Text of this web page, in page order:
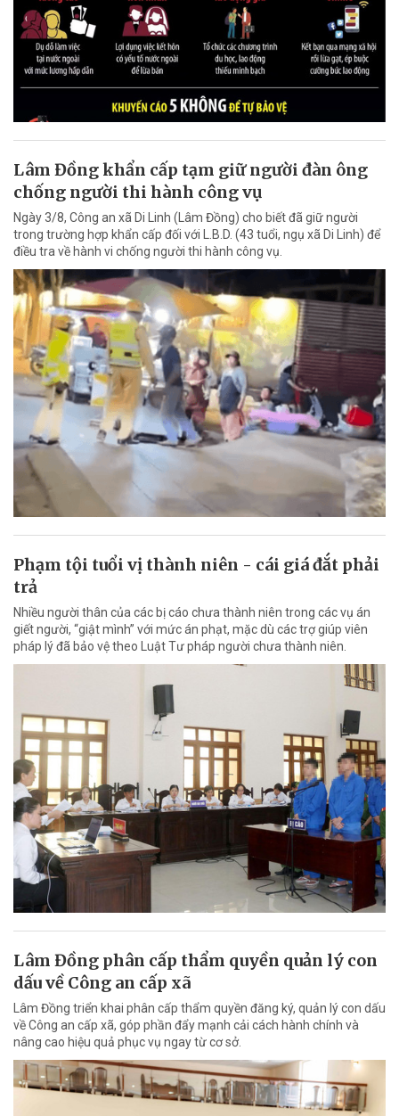
Lâm Đồng khẩn cấp tạm giữ người đàn ông
chống người thi hành công vụ
Ngày 3/8, Công an xã Di Linh (Lâm Đồng) cho biết đã giữ người
trong trường hợp khẩn cấp đối với L.B.D. (43 tuổi, ngụ xã Di Linh) để
điều tra về hành vi chống người thi hành công vụ.
Phạm tội tuổi vị thành niên - cái giá đắt phải
trả
Nhiều người thân của các bị cáo chưa thành niên trong các vụ án
giết người, “giật mình” với mức án phạt, mặc dù các trợ giúp viên
pháp lý đã bảo vệ theo Luật Tư pháp người chưa thành niên.
Lâm Đồng phân cấp thẩm quyền quản lý con
dấu về Công an cấp xã
Lâm Đồng triển khai phân cấp thẩm quyền đăng ký, quản lý con dấu
về Công an cấp xã, góp phần đẩy mạnh cải cách hành chính và
nâng cao hiệu quả phục vụ ngay từ cơ sở.